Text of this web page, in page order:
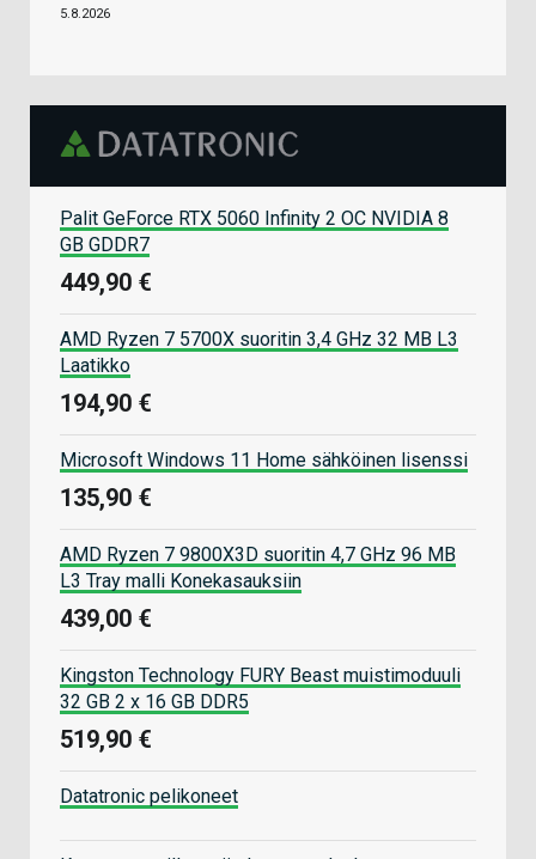
5.8.2026
Palit GeForce RTX 5060 Infinity 2 OC NVIDIA 8
GB GDDR7
449,90 €
AMD Ryzen 7 5700X suoritin 3,4 GHz 32 MB L3
Laatikko
194,90 €
Microsoft Windows 11 Home sähköinen lisenssi
135,90 €
AMD Ryzen 7 9800X3D suoritin 4,7 GHz 96 MB
L3 Tray malli Konekasauksiin
439,00 €
Kingston Technology FURY Beast muistimoduuli
32 GB 2 x 16 GB DDR5
519,90 €
Datatronic pelikoneet